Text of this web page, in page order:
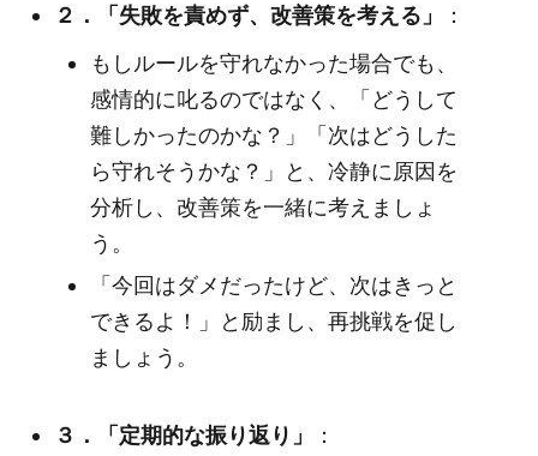
２．「失敗を責めず、改善策を考える」
：
もしルールを守れなかった場合でも、
感情的に叱るのではなく、「どうして
難しかったのかな？」「次はどうした
ら守れそうかな？」と、冷静に原因を
分析し、改善策を一緒に考えましょ
う。
「今回はダメだったけど、次はきっと
できるよ！」と励まし、再挑戦を促し
ましょう。
３．「定期的な振り返り」
：